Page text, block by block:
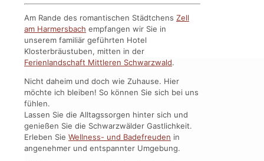
Am Rande des romantischen Städtchens Zell
am Harmersbach empfangen wir Sie in
unserem familiär geführten Hotel
Klosterbräustuben, mitten in der
Ferienlandschaft Mittleren Schwarzwald.
Nicht daheim und doch wie Zuhause. Hier
möchte ich bleiben! So können Sie sich bei uns
fühlen.
Lassen Sie die Alltagssorgen hinter sich und
genießen Sie die Schwarzwälder Gastlichkeit.
Erleben Sie Wellness- und Badefreuden in
angenehmer und entspannter Umgebung.